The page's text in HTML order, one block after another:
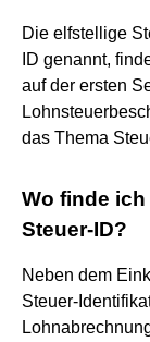
Die elfstellige
ID genannt,
auf der ersten
das Thema
Wo finde
Steuer-ID?
Neben dem
Steuer-